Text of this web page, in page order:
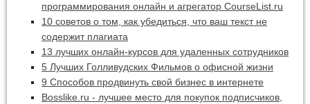
программирования онлайн и агрегатор CourseList.ru
10 советов о том, как убедиться, что ваш текст не
содержит плагиата
13 лучших онлайн-курсов для удаленных сотрудников
5 Лучших Голливудских Фильмов о офисной жизни
9 Способов продвинуть свой бизнес в интернете
Bosslike.ru - лучшее место для покупок подписчиков,